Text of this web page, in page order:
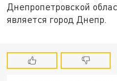
Днепропетровской
является город Днепр.